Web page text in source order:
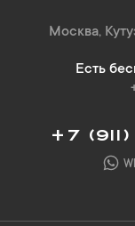
Москва,
Есть
+7